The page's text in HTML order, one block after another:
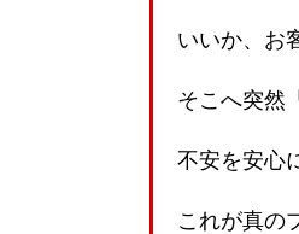
いいか、お
そこへ突然
不安を安心
これが真の